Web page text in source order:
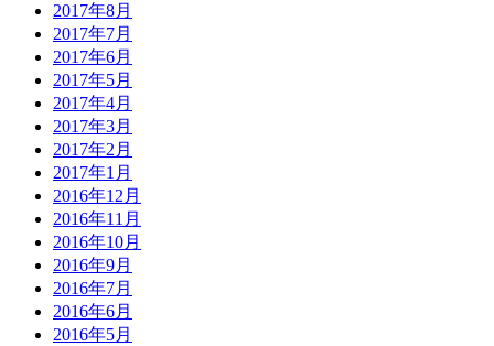
2017年8月
2017年7月
2017年6月
2017年5月
2017年4月
2017年3月
2017年2月
2017年1月
2016年12月
2016年11月
2016年10月
2016年9月
2016年7月
2016年6月
2016年5月